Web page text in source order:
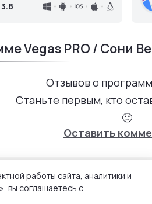
3.8
Vegas PRO / Сони
Отзывов о
Станьте первым, кто
🙂
Оставить
работы сайта, аналитики и
вы соглашаетесь с